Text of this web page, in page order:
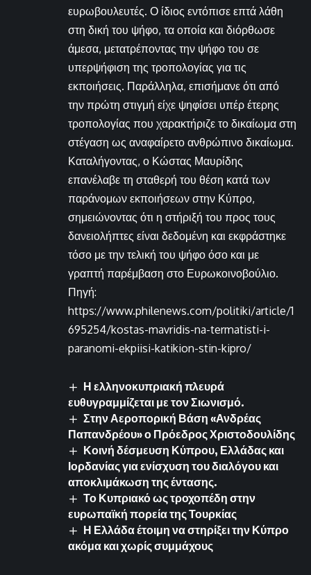
ευρωβουλευτές. Ο ίδιος εντόπισε επτά λάθη
στη δική του ψήφο, τα οποία και διόρθωσε
άμεσα, μετατρέποντας την ψήφο του σε
υπερψήφιση της τροπολογίας για τις
εκποιήσεις. Παράλληλα, επισήμανε ότι από
την πρώτη στιγμή είχε ψηφίσει υπέρ έτερης
τροπολογίας που χαρακτήριζε το δικαίωμα στη
στέγαση ως αναφαίρετο ανθρώπινο δικαίωμα.
Καταλήγοντας, ο Κώστας Μαυρίδης
επανέλαβε τη σταθερή του θέση κατά των
παράνομων εκποιήσεων στην Κύπρο,
σημειώνοντας ότι η στήριξή του προς τους
δανειολήπτες είναι δεδομένη και εκφράστηκε
τόσο με την τελική του ψήφο όσο και με
γραπτή παρέμβαση στο Ευρωκοινοβούλιο.
Πηγή:
https://www.philenews.com/politiki/article/1
695254/kostas-mavridis-na-termatisti-i-
paranomi-ekpiisi-katikion-stin-kipro/
Η ελληνοκυπριακή πλευρά
ευθυγραμμίζεται με τον Σιωνισμό.
Στην Αεροπορική Βάση «Ανδρέας
Παπανδρέου» ο Πρόεδρος Χριστοδουλίδης
Κοινή δέσμευση Κύπρου, Ελλάδας και
Ιορδανίας για ενίσχυση του διαλόγου και
αποκλιμάκωση της έντασης.
Το Κυπριακό ως τροχοπέδη στην
ευρωπαϊκή πορεία της Τουρκίας
Η Ελλάδα έτοιμη να στηρίξει την Κύπρο
ακόμα και χωρίς συμμάχους